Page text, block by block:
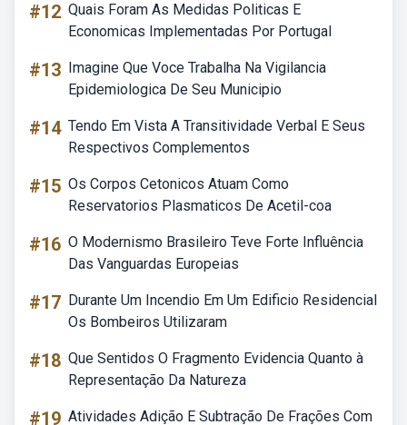
#12 Quais Foram As Medidas Politicas E
Economicas Implementadas Por Portugal
#13 Imagine Que Voce Trabalha Na Vigilancia
Epidemiologica De Seu Municipio
#14 Tendo Em Vista A Transitividade Verbal E Seus
Respectivos Complementos
#15 Os Corpos Cetonicos Atuam Como
Reservatorios Plasmaticos De Acetil-coa
#16 O Modernismo Brasileiro Teve Forte Influência
Das Vanguardas Europeias
#17 Durante Um Incendio Em Um Edificio Residencial
Os Bombeiros Utilizaram
#18 Que Sentidos O Fragmento Evidencia Quanto à
Representação Da Natureza
#19 Atividades Adição E Subtração De Frações Com